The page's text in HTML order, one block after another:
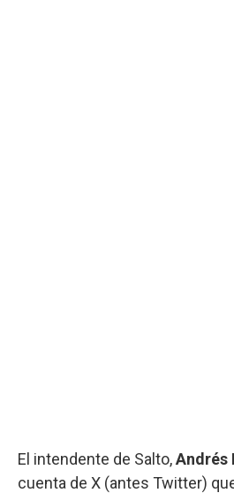
El intendente de Salto,Andrés
cuenta de X (antes Twitter)